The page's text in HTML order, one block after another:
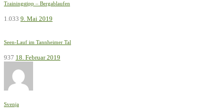
Trainingstipp – Bergablaufen
1.033 9. Mai 2019
Seen-Lauf im Tannheimer Tal
937 18. Februar 2019
Svenja